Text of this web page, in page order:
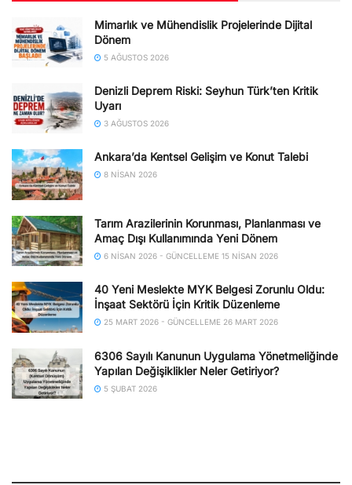
Mimarlık ve Mühendislik Projelerinde Dijital
Dönem
5 AĞUSTOS 2026
Denizli Deprem Riski: Seyhun Türk’ten Kritik
Uyarı
3 AĞUSTOS 2026
Ankara’da Kentsel Gelişim ve Konut Talebi
8 NISAN 2026
Tarım Arazilerinin Korunması, Planlanması ve
Amaç Dışı Kullanımında Yeni Dönem
6 NISAN 2026 - GÜNCELLEME 15 NISAN 2026
40 Yeni Meslekte MYK Belgesi Zorunlu Oldu:
İnşaat Sektörü İçin Kritik Düzenleme
25 MART 2026 - GÜNCELLEME 26 MART 2026
6306 Sayılı Kanunun Uygulama Yönetmeliğinde
Yapılan Değişiklikler Neler Getiriyor?
5 ŞUBAT 2026